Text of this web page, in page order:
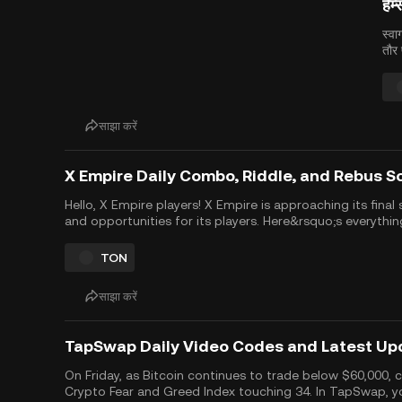
साझा करें
X Empire Daily Combo, Riddle, and Rebus
Hello, X Empire players! X Empire is approaching its
and opportunities for its players. Here&rsquo;s
TON
साझा करें
TapSwap Daily Video Codes and Latest
On Friday, as Bitcoin continues to trade below
Crypto Fear and Greed Index touching 34. In